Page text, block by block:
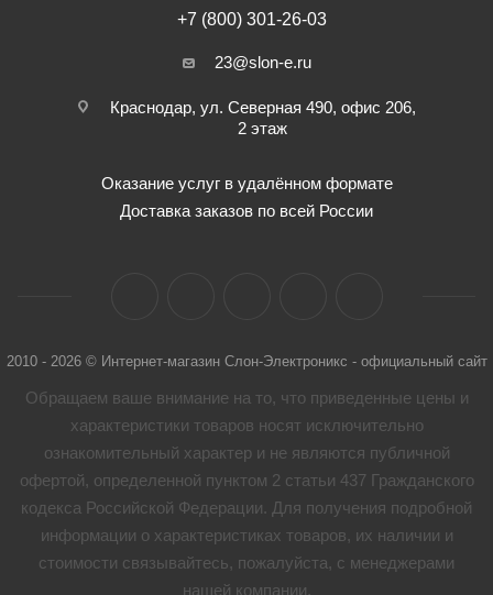
+7 (800) 301-26-03
23@slon-e.ru
Краснодар, ул. Северная 490, офис 206,
2 этаж
Оказание услуг в удалённом формате
Доставка заказов по всей России
2010 - 2026 © Интернет-магазин Слон-Электроникс - официальный сайт
Обращаем ваше внимание на то, что приведенные цены и
характеристики товaров носят исключительно
ознакомительный характер и не являются публичной
офертой, определенной пунктом 2 статьи 437 Гражданского
кодекса Российской Федерации. Для получения подробной
информации о характеристиках товaров, их наличии и
стоимости связывайтесь, пожалуйста, с менеджерами
нашей компании.